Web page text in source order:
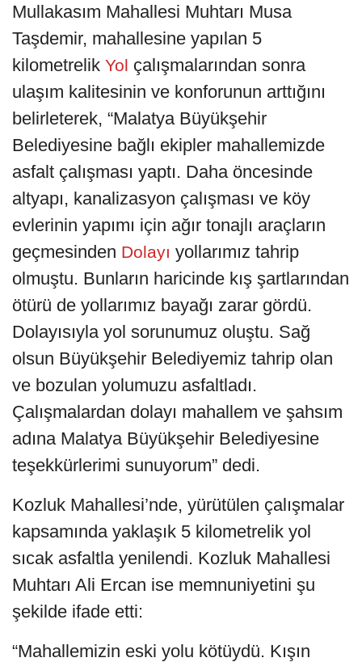
Mullakasım Mahallesi Muhtarı Musa
Taşdemir, mahallesine yapılan 5
kilometrelik Yol çalışmalarından sonra
ulaşım kalitesinin ve konforunun arttığını
belirleterek, “Malatya Büyükşehir
Belediyesine bağlı ekipler mahallemizde
asfalt çalışması yaptı. Daha öncesinde
altyapı, kanalizasyon çalışması ve köy
evlerinin yapımı için ağır tonajlı araçların
geçmesinden Dolayı yollarımız tahrip
olmuştu. Bunların haricinde kış şartlarından
ötürü de yollarımız bayağı zarar gördü.
Dolayısıyla yol sorunumuz oluştu. Sağ
olsun Büyükşehir Belediyemiz tahrip olan
ve bozulan yolumuzu asfaltladı.
Çalışmalardan dolayı mahallem ve şahsım
adına Malatya Büyükşehir Belediyesine
teşekkürlerimi sunuyorum” dedi.
Kozluk Mahallesi’nde, yürütülen çalışmalar
kapsamında yaklaşık 5 kilometrelik yol
sıcak asfaltla yenilendi. Kozluk Mahallesi
Muhtarı Ali Ercan ise memnuniyetini şu
şekilde ifade etti:
“Mahallemizin eski yolu kötüydü. Kışın